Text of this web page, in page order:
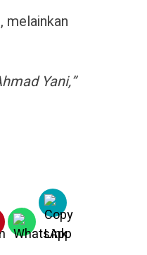
melainkan
Yani,”